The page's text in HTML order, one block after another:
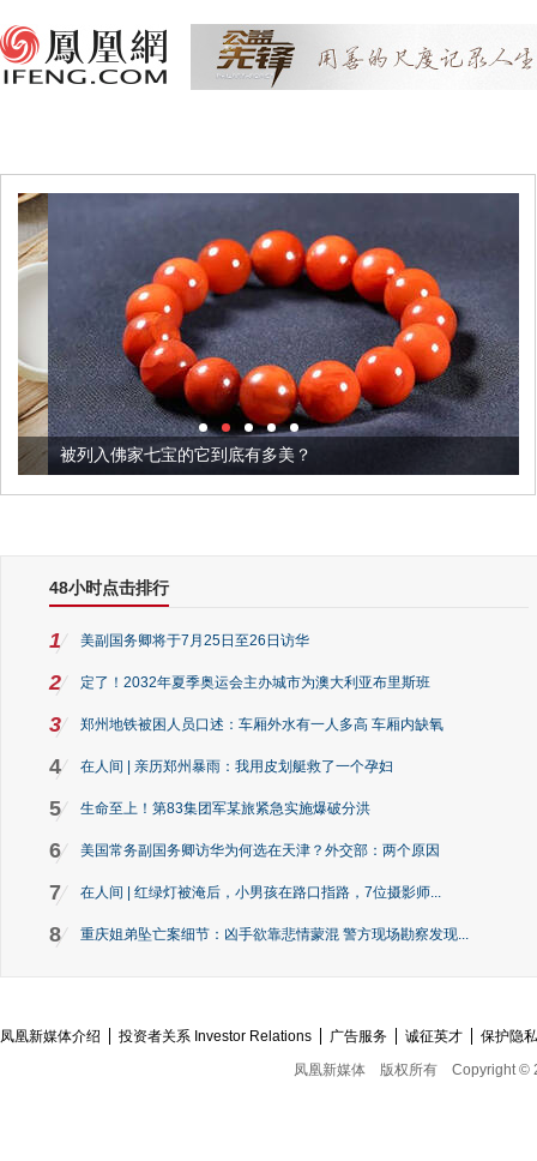
被列入佛家七宝的它到底有多美？
48小时点击排行
1 美副国务卿将于7月25日至26日访华
2 定了！2032年夏季奥运会主办城市为澳大利亚布里斯班
3 郑州地铁被困人员口述：车厢外水有一人多高 车厢内缺氧
4 在人间 | 亲历郑州暴雨：我用皮划艇救了一个孕妇
5 生命至上！第83集团军某旅紧急实施爆破分洪
6 美国常务副国务卿访华为何选在天津？外交部：两个原因
7 在人间 | 红绿灯被淹后，小男孩在路口指路，7位摄影师...
8 重庆姐弟坠亡案细节：凶手欲靠悲情蒙混 警方现场勘察发现...
凤凰新媒体介绍 投资者关系 Investor Relations 广告服务 诚征英才
保护隐
凤凰新媒体
版权所有 Copyright ©